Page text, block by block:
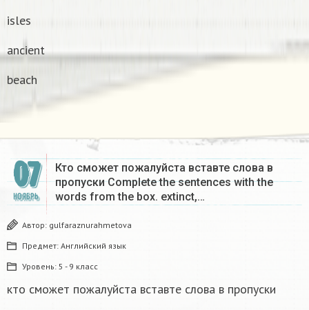
isles
ancient
beach
07
НОЯБРЬ
Кто сможет пожалуйста вставте слова в
пропуски Complete the sentences with the
words from the box. extinct,…
Автор: gulfaraznurahmetova
Предмет: Английский язык
Уровень: 5 - 9 класс
кто сможет пожалуйста вставте слова в пропуски